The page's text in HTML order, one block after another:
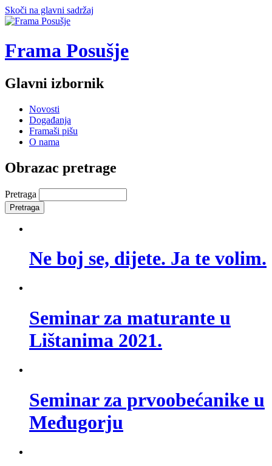
Skoči na glavni sadržaj
Frama Posušje
Glavni izbornik
Novosti
Događanja
Framaši pišu
O nama
Obrazac pretrage
Pretraga
Ne boj se, dijete. Ja te volim.
Seminar za maturante u
Lištanima 2021.
Seminar za prvoobećanike u
Međugorju